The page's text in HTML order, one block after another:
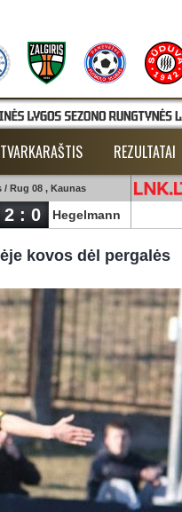
TVARKARAŠTIS REZULTATAI
/ Rug 08 , Kaunas
2 : 0 Hegelmann
kovos dėl pergalės